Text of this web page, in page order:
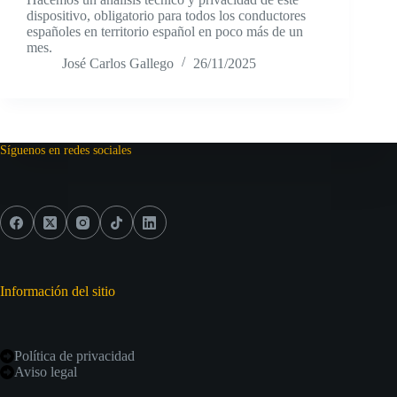
dispositivo, obligatorio para todos los conductores
españoles en territorio español en poco más de un
mes.
José Carlos Gallego
26/11/2025
Síguenos en redes sociales
Información del sitio
Política de privacidad
Aviso legal